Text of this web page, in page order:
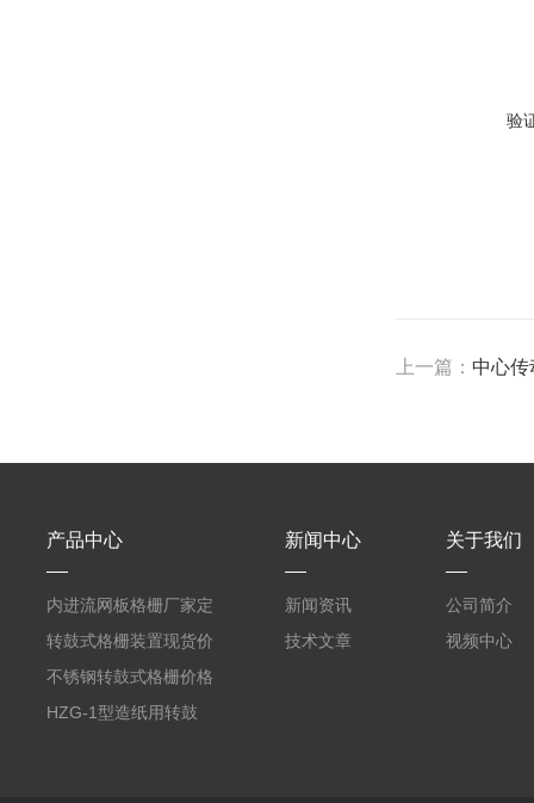
验
上一篇： 中心
产品中心
内进流网板格栅厂家定
制
转鼓式格栅装置现货价
格
不锈钢转鼓式格栅价格
HZG-1型造纸用转鼓
新闻中心
新闻资讯
技术文章
关于我们
公司简介
视频中心